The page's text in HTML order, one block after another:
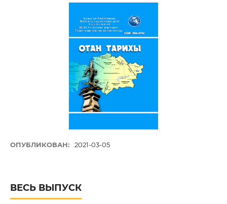
ОПУБЛИКОВАН: 2021-03-05
ВЕСЬ ВЫПУСК